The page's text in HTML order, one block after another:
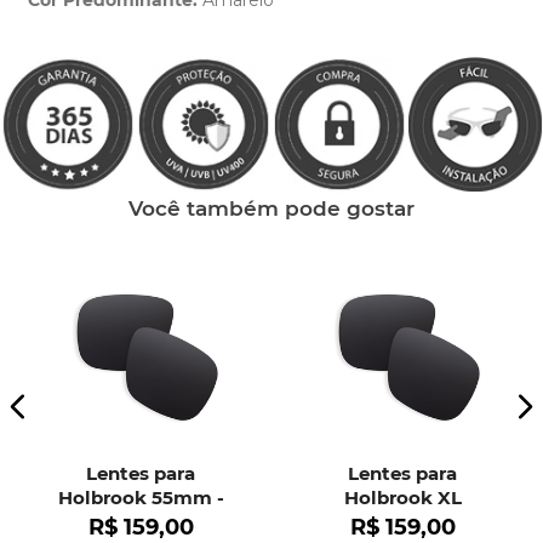
Você também pode gostar
Lentes para
Holbrook 55mm -
OO9102
R$ 159,00
Lentes para
Holbrook XL
R$ 159,00